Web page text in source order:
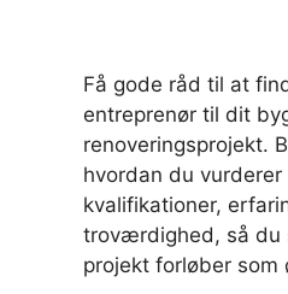
Få gode råd til at
entreprenør til dit
renoveringsprojekt.
hvordan du
kvalifikationer,
troværdighed, så du
projekt forløber som